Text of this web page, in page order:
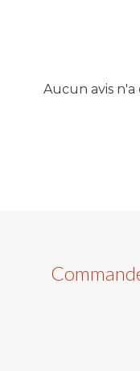
Aucun avis